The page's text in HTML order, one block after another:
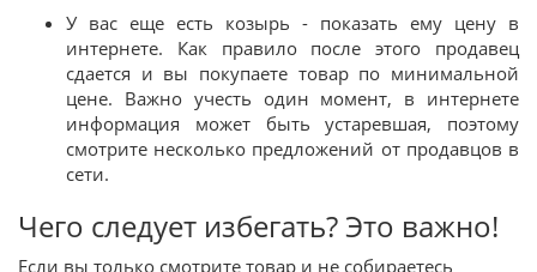
У вас еще есть козырь - показать ему цену в
интернете. Как правило после этого продавец
сдается и вы покупаете товар по минимальной
цене. Важно учесть один момент, в интернете
информация может быть устаревшая, поэтому
смотрите несколько предложений от продавцов в
сети.
Чего следует избегать? Это важно!
Если вы только смотрите товар и не собираетесь